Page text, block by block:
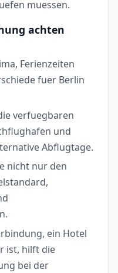
muessen.
achten
Ferienzeiten
fuer Berlin
verfuegbaren
und
Abflugtage.
nicht nur den
ein Hotel
ist, hilft die
bei der